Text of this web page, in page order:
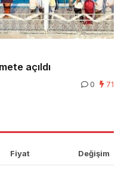
açıldı
0 71
Fiyat Değişim